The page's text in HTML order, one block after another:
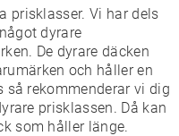
prisklasser. Vi har dels
dyrare
De dyrare däcken
och håller en
rekommenderar vi dig
prisklassen. Då kan
som håller länge.